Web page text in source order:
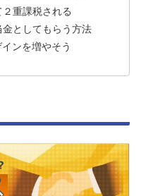
重課税される
としてもらう方法
ンを増やそう